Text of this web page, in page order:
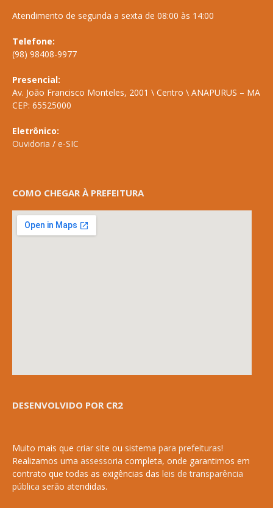
Atendimento de segunda a sexta de 08:00 às 14:00
Telefone:
(98) 98408-9977
Presencial:
Av. João Francisco Monteles, 2001 \ Centro \ ANAPURUS – MA
CEP: 65525000
Eletrônico:
Ouvidoria / e-SIC
COMO CHEGAR À PREFEITURA
DESENVOLVIDO POR CR2
Muito mais que criar site ou sistema para prefeituras!
Realizamos uma assessoria completa, onde garantimos em
contrato que todas as exigências das leis de transparência
pública serão atendidas.